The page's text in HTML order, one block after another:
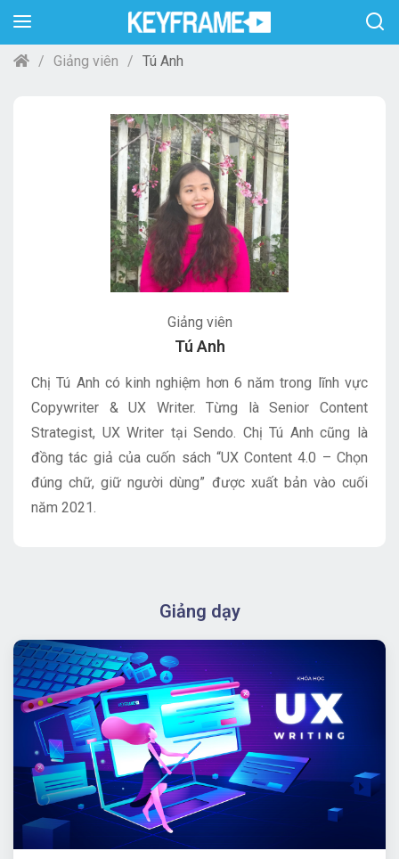
Giảng viên Tú Anh
Giảng viên
Tú Anh
Chị Tú Anh có kinh nghiệm hơn 6 năm trong lĩnh vực
Copywriter & UX Writer. Từng là Senior Content
Strategist, UX Writer tại Sendo. Chị Tú Anh cũng là
đồng tác giả của cuốn sách “UX Content 4.0 – Chọn
đúng chữ, giữ người dùng” được xuất bản vào cuối
năm 2021.
Giảng dạy